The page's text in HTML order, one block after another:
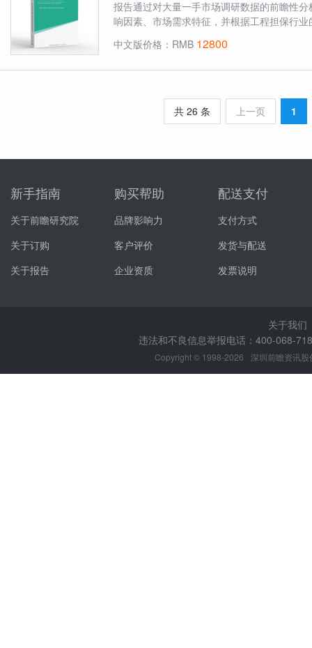
报告通过对大量一手市场调研数据的前瞻性
响因素、市场需求特征，并根据工程担保行
中文版价格：RMB 12800
共 26 条 上一页 1
新手指南
关于前瞻研究院
关于订购
关于报告
购买帮助
品牌影响力
客户评价
企业资质
配送支付
支付方式
发货与配送
发票说明
关于我们
违法和不良信息举报电话：400-068-
Copyright © 1998-2026 深圳前瞻资讯股